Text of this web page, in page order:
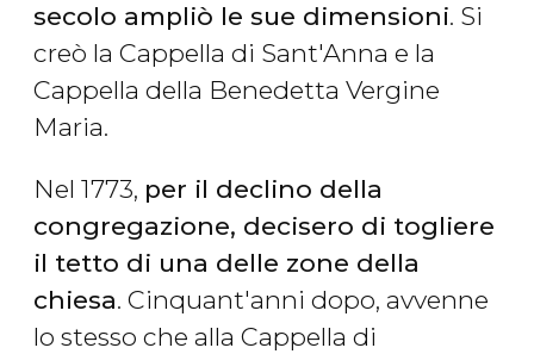
secolo ampliò le sue dimensioni. Si
creò la Cappella di Sant'Anna e la
Cappella della Benedetta Vergine
Maria.
Nel 1773, per il declino della
congregazione, decisero di togliere
il tetto di una delle zone della
chiesa. Cinquant'anni dopo, avvenne
lo stesso che alla Cappella di